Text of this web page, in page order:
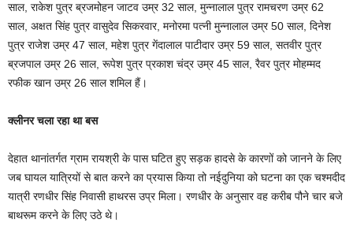
साल, राकेश पुत्र ब्रजमोहन जाटव उम्र 32 साल, मुन्नालाल पुत्र रामचरण उम्र 62
साल, अक्षत सिंह पुत्र वासुदेव सिकरवार, मनोरमा पत्नी मुन्नालाल उम्र 50 साल, दिनेश
पुत्र राजेश उम्र 47 साल, महेश पुत्र गेंदालाल पाटीदार उम्र 59 साल, सतवीर पुत्र
ब्रजपाल उम्र 26 साल, रूपेश पुत्र प्रकाश चंद्र उम्र 45 साल, रैवर पुत्र मोहम्मद
रफीक खान उम्र 26 साल शमिल हैं।
क्लीनर चला रहा था बस
देहात थानांतर्गत ग्राम रायश्री के पास घटित हुए सड़क हादसे के कारणों को जानने के लिए
जब घायल यात्रियों से बात करने का प्रयास किया तो नईदुनिया को घटना का एक चश्मदीद
यात्री रणधीर सिंह निवासी हाथरस उप्र मिला। रणधीर के अनुसार वह करीब पौने चार बजे
बाथरूम करने के लिए उठे थे।